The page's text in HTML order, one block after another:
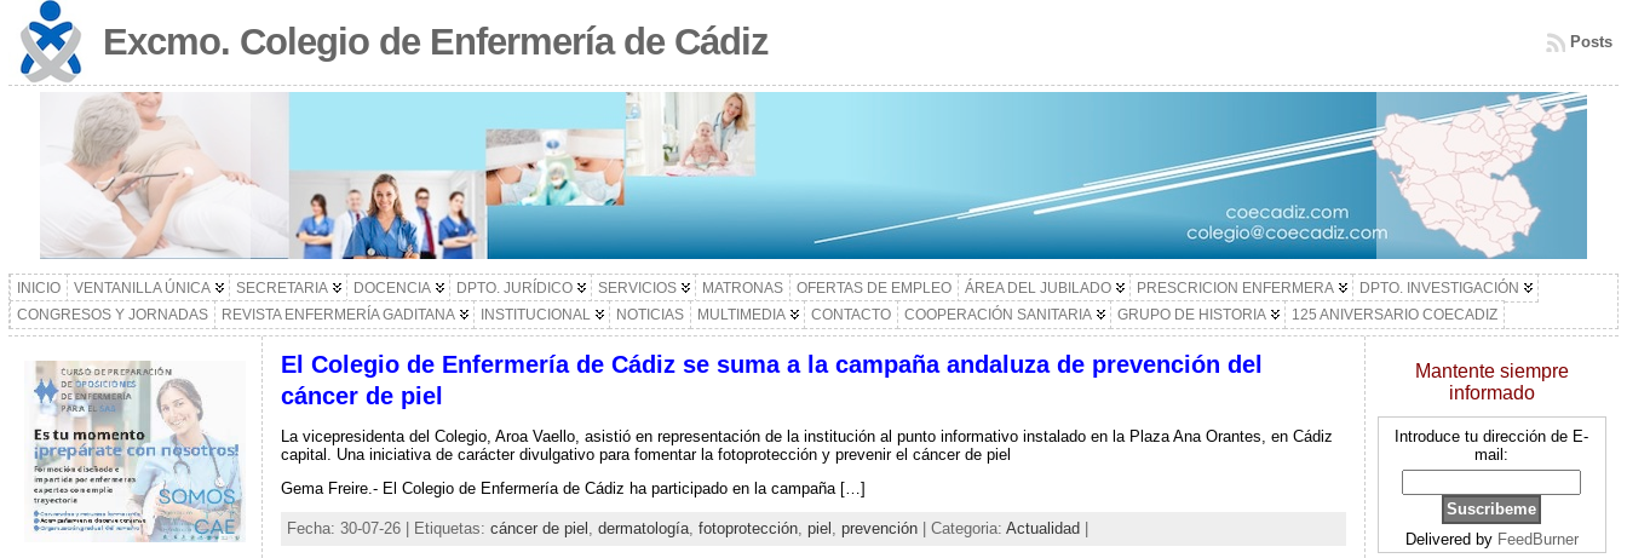
Excmo. Colegio de Enfermería de Cádiz Posts
INICIO VENTANILLA ÚNICA SECRETARIA DOCENCIA DPTO. JURÍDICO SERVICIOS MATRONAS OFERTAS DE EMPLEO ÁREA DEL JUBILADO PRESCRICION ENFERMERA
DPTO. INVESTIGACIÓN
CONGRESOS Y JORNADAS
REVISTA ENFERMERÍA GADITANA INSTITUCIONAL NOTICIAS MULTIMEDIA CONTACTO COOPERACIÓN SANITARIA GRUPO DE HISTORIA 125 ANIVERSARIO COECADIZ
El Colegio de Enfermería de Cádiz se suma a la campaña andaluza de prevención del
cáncer de piel
La vicepresidenta del Colegio, Aroa Vaello, asistió en representación de la institución al punto informativo instalado en la Plaza Ana Orantes, en Cádiz
capital. Una iniciativa de carácter divulgativo para fomentar la fotoprotección y prevenir el cáncer de piel
Gema Freire.- El Colegio de Enfermería de Cádiz ha participado en la campaña […]
Fecha: 30-07-26 | Etiquetas: cáncer de piel , dermatología, fotoprotección, piel , prevención| Categoria: Actualidad
Mantente siempre
informado
Introduce tu dirección de E-
mail:
Delivered by FeedBurner